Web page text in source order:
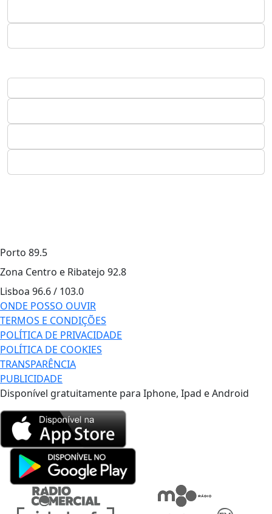
Porto 89.5
Zona Centro e Ribatejo 92.8
Lisboa 96.6 / 103.0
ONDE POSSO OUVIR
TERMOS E CONDIÇÕES
POLÍTICA DE PRIVACIDADE
POLÍTICA DE COOKIES
TRANSPARÊNCIA
PUBLICIDADE
Disponível gratuitamente para Iphone, Ipad e Android